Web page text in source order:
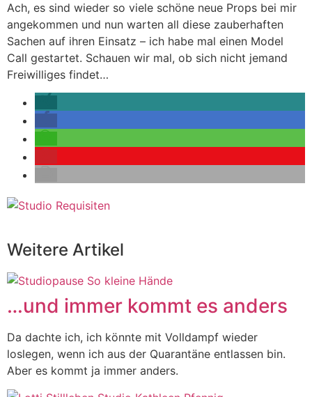
Ach, es sind wieder so viele schöne neue Props bei mir
angekommen und nun warten all diese zauberhaften
Sachen auf ihren Einsatz – ich habe mal einen Model
Call gestartet. Schauen wir mal, ob sich nicht jemand
Freiwilliges findet…
Weitere Artikel
…und immer kommt es anders
Da dachte ich, ich könnte mit Volldampf wieder
loslegen, wenn ich aus der Quarantäne entlassen bin.
Aber es kommt ja immer anders.